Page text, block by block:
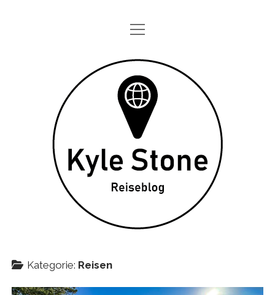
STARTSEITE
ONE DAY IN
TAGEBÜCHER
ÜBER MICH
DATENSCHUTZ
twitterinstagram
Menü
öffnen
Kyle
Stone
Kategorie: Reisen